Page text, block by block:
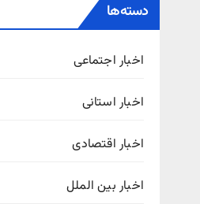
دسته‌ها
اخبار اجتماعی
اخبار استانی
اخبار اقتصادی
اخبار بین الملل